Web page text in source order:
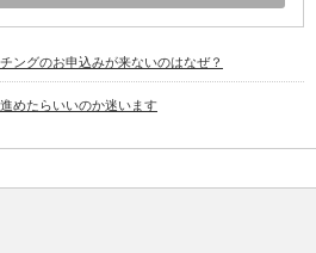
ングのお申込みが来ないのはなぜ？
めたらいいのか迷います